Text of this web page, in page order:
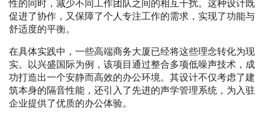
性的同时，减少不同工作团队之间的相互干扰。这种设计既
促进了协作，又保障了个人专注工作的需求，实现了功能与
舒适度的平衡。
在具体实践中，一些高端商务大厦已经将这些理念转化为现
实。以兴盛国际为例，该项目通过整合多项低噪声技术，成
功打造出一个安静而高效的办公环境。其设计不仅考虑了建
筑本身的隔音性能，还引入了先进的声学管理系统，为入驻
企业提供了优质的办公体验。